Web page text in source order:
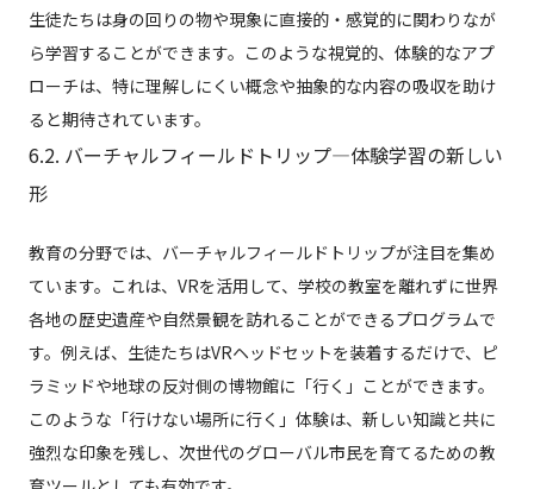
生徒たちは身の回りの物や現象に直接的・感覚的に関わりなが
ら学習することができます。このような視覚的、体験的なアプ
ローチは、特に理解しにくい概念や抽象的な内容の吸収を助け
ると期待されています。
6.2. バーチャルフィールドトリップ—体験学習の新しい
形
教育の分野では、バーチャルフィールドトリップが注目を集め
ています。これは、VRを活用して、学校の教室を離れずに世界
各地の歴史遺産や自然景観を訪れることができるプログラムで
す。例えば、生徒たちはVRヘッドセットを装着するだけで、ピ
ラミッドや地球の反対側の博物館に「行く」ことができます。
このような「行けない場所に行く」体験は、新しい知識と共に
強烈な印象を残し、次世代のグローバル市民を育てるための教